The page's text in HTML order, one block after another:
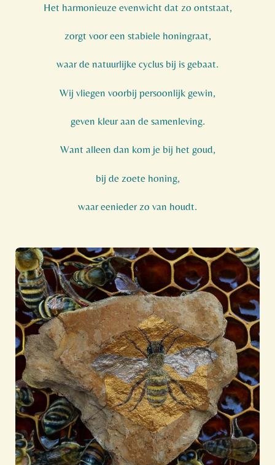
Het harmonieuze evenwicht dat zo ontstaat,
zorgt voor een stabiele honingraat,
waar de natuurlijke cyclus bij is gebaat.
Wij vliegen voorbij persoonlijk gewin,
geven kleur aan de samenleving.
Want alleen dan kom je bij het goud,
bij de zoete honing,
waar eenieder zo van houdt.